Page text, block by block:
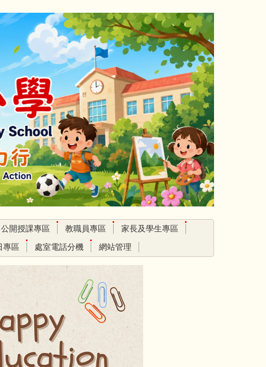
公開授課專區 教職員專區 家長及學生專區
專區 處室電話分機 網站管理